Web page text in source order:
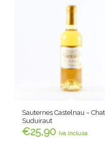
Sauternes Castelnau –
Suduiraut
€25,90 iva inclusa